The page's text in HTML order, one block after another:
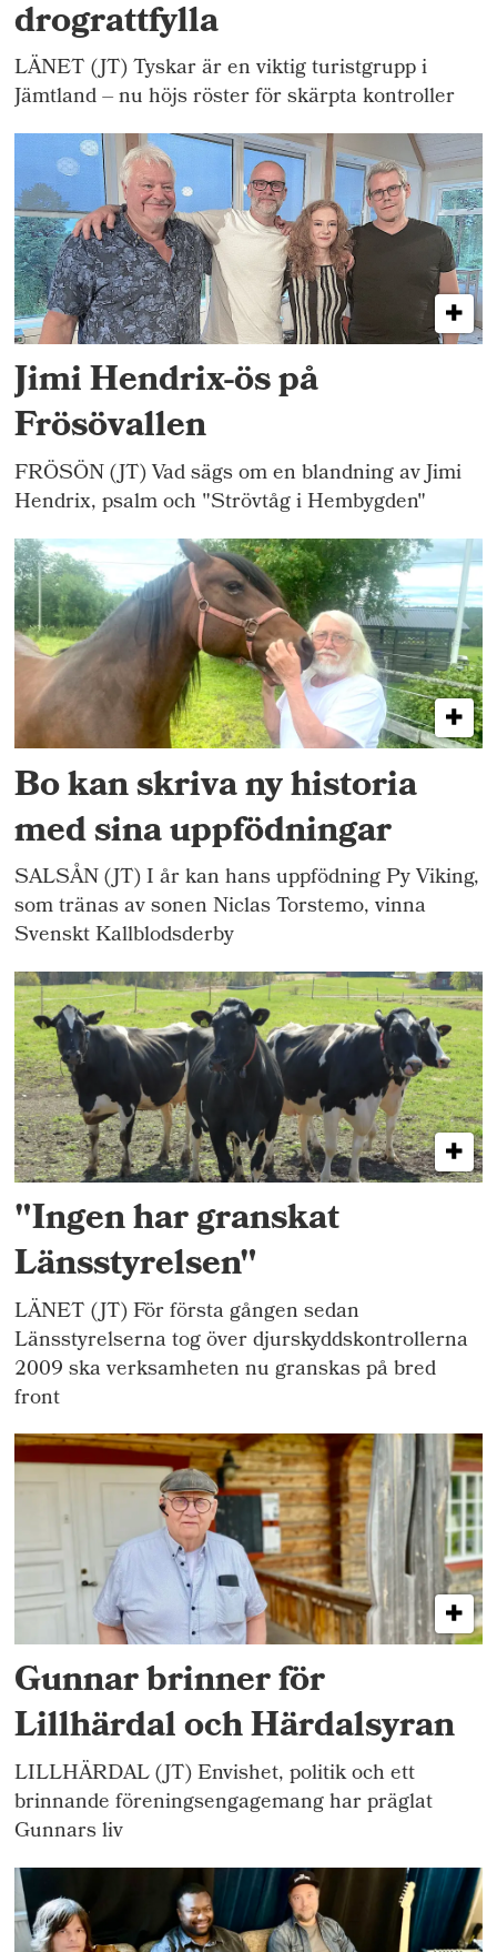
drograttfylla
LÄNET (JT) Tyskar är en viktig turistgrupp i
Jämtland – nu höjs röster för skärpta kontroller
Jimi Hendrix-ös på
Frösövallen
FRÖSÖN (JT) Vad sägs om en blandning av Jimi
Hendrix, psalm och "Strövtåg i Hembygden"
Bo kan skriva ny historia
med sina uppfödningar
SALSÅN (JT) I år kan hans uppfödning Py Viking,
som tränas av sonen Niclas Torstemo, vinna
Svenskt Kallblodsderby
"Ingen har granskat
Länsstyrelsen"
LÄNET (JT) För första gången sedan
Länsstyrelserna tog över djurskyddskontrollerna
2009 ska verksamheten nu granskas på bred
front
Gunnar brinner för
Lillhärdal och Härdalsyran
LILLHÄRDAL (JT) Envishet, politik och ett
brinnande föreningsengagemang har präglat
Gunnars liv